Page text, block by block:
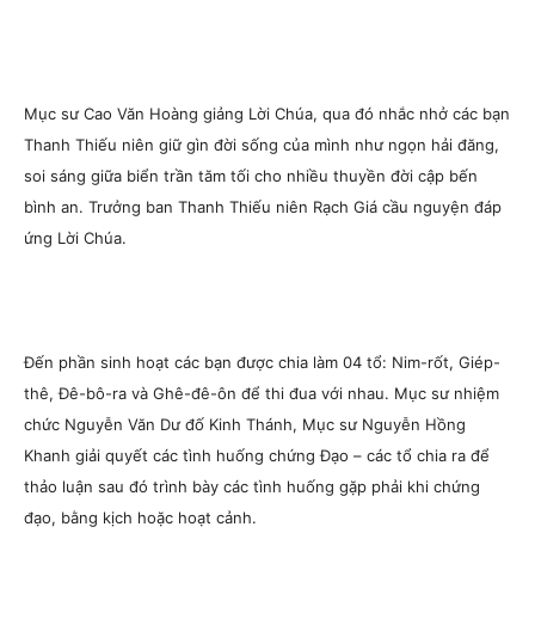
Mục sư Cao Văn Hoàng giảng Lời Chúa, qua đó nhắc nhở các bạn
Thanh Thiếu niên giữ gìn đời sống của mình như ngọn hải đăng,
soi sáng giữa biển trần tăm tối cho nhiều thuyền đời cập bến
bình an. Trưởng ban Thanh Thiếu niên Rạch Giá cầu nguyện đáp
ứng Lời Chúa.
Đến phần sinh hoạt các bạn được chia làm 04 tổ: Nim-rốt, Giép-
thê, Đê-bô-ra và Ghê-đê-ôn để thi đua với nhau. Mục sư nhiệm
chức Nguyễn Văn Dư đố Kinh Thánh, Mục sư Nguyễn Hồng
Khanh giải quyết các tình huống chứng Đạo – các tổ chia ra để
thảo luận sau đó trình bày các tình huống gặp phải khi chứng
đạo, bằng kịch hoặc hoạt cảnh.